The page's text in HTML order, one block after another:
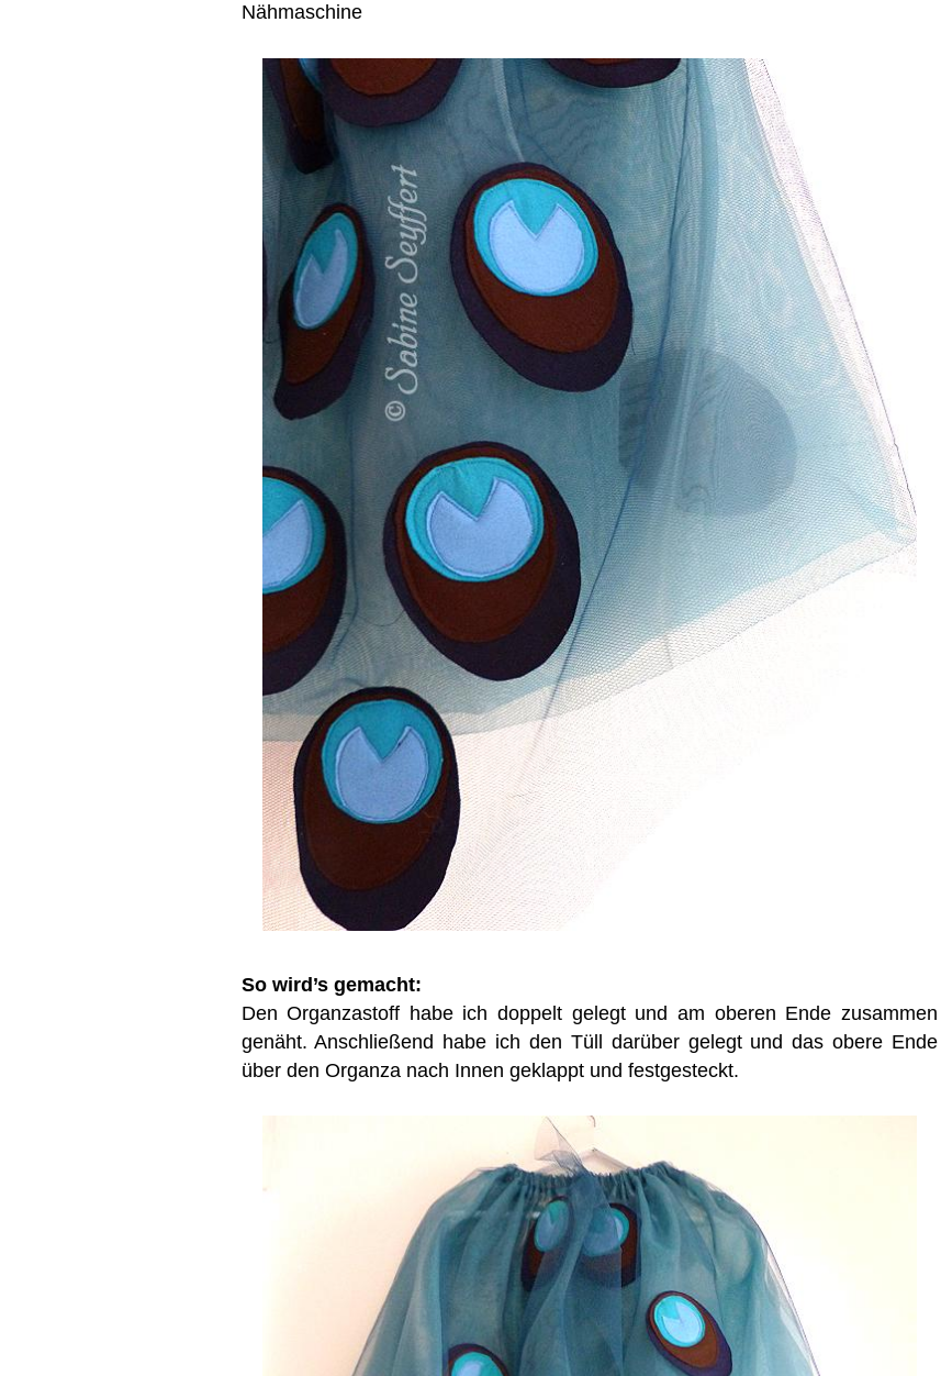
Nähmaschine
So wird’s gemacht:
Den Organzastoff habe ich doppelt gelegt und am oberen Ende zusammen
genäht. Anschließend habe ich den Tüll darüber gelegt und das obere Ende
über den Organza nach Innen geklappt und festgesteckt.